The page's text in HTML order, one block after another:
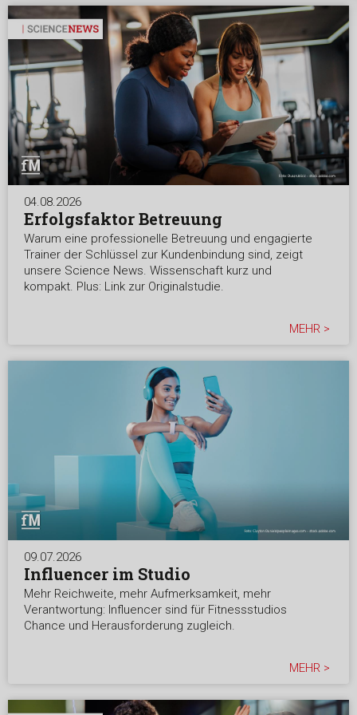
04.08.2026
Erfolgsfaktor Betreuung
Warum eine professionelle Betreuung und engagierte
Trainer der Schlüssel zur Kundenbindung sind, zeigt
unsere Science News. Wissenschaft kurz und
kompakt. Plus: Link zur Originalstudie.
MEHR >
09.07.2026
Influencer im Studio
Mehr Reichweite, mehr Aufmerksamkeit, mehr
Verantwortung: Influencer sind für Fitnessstudios
Chance und Herausforderung zugleich.
MEHR >